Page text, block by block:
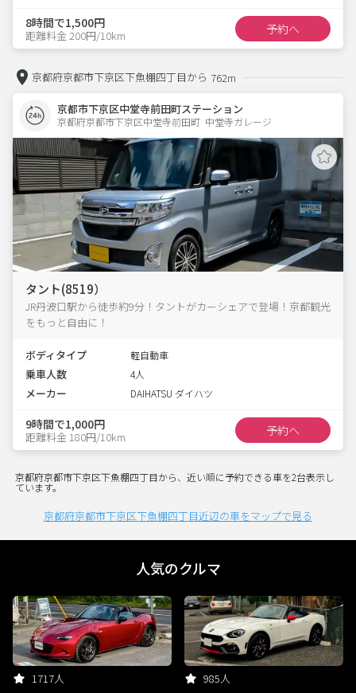
8時間で1,500円
距離料金 200円/10km 予約へ
京都府京都市下京区下魚棚四丁目から 762m
京都市下京区中堂寺前田町ステーション
京都府京都市下京区中堂寺前田町  中堂寺ガレージ
タント(8519）
JR丹波口駅から徒歩約9分！タントがカーシェアで登場！京都観光
をもっと自由に！
ボディタイプ 軽自動車
乗車人数 4人
メーカー DAIHATSU ダイハツ
9時間で1,000円
距離料金 180円/10km 予約へ
京都府京都市下京区下魚棚四丁目から、近い順に予約できる車を2台表示し
ています。
京都府京都市下京区下魚棚四丁目近辺の車をマップで見る
人気のクルマ
1717人 985人